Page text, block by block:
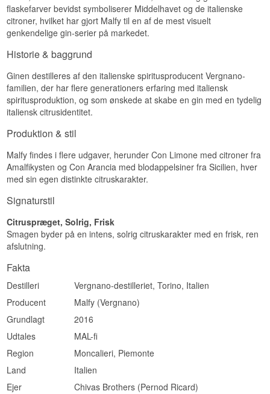
flaskefarver bevidst symboliserer Middelhavet og de italienske
citroner, hvilket har gjort Malfy til en af de mest visuelt
genkendelige gin-serier på markedet.
Historie & baggrund
Ginen destilleres af den italienske spiritusproducent Vergnano-
familien, der har flere generationers erfaring med italiensk
spiritusproduktion, og som ønskede at skabe en gin med en tydelig
italiensk citrusidentitet.
Produktion & stil
Malfy findes i flere udgaver, herunder Con Limone med citroner fra
Amalfikysten og Con Arancia med blodappelsiner fra Sicilien, hver
med sin egen distinkte citruskarakter.
Signaturstil
Citruspræget, Solrig, Frisk
Smagen byder på en intens, solrig citruskarakter med en frisk, ren
afslutning.
Fakta
Destilleri
Vergnano-destilleriet, Torino, Italien
Producent
Malfy (Vergnano)
Grundlagt
2016
Udtales
MAL-fi
Region
Moncalieri, Piemonte
Land
Italien
Ejer
Chivas Brothers (Pernod Ricard)